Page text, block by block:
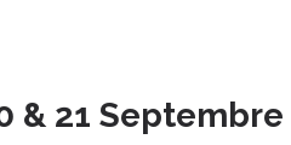
& 21 Septembre